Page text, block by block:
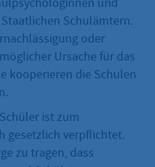
und
Schulämtern.
oder
Ursache für das
kooperieren die Schulen
ist zum
gesetzlich verpflichtet.
zu tragen, dass